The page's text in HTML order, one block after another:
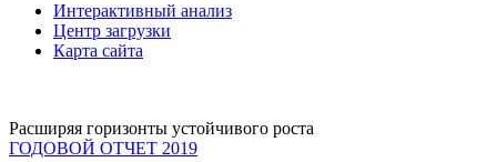
Интерактивный анализ
Центр загрузки
Карта сайта
Расширяя горизонты устойчивого роста
ГОДОВОЙ ОТЧЕТ 2019